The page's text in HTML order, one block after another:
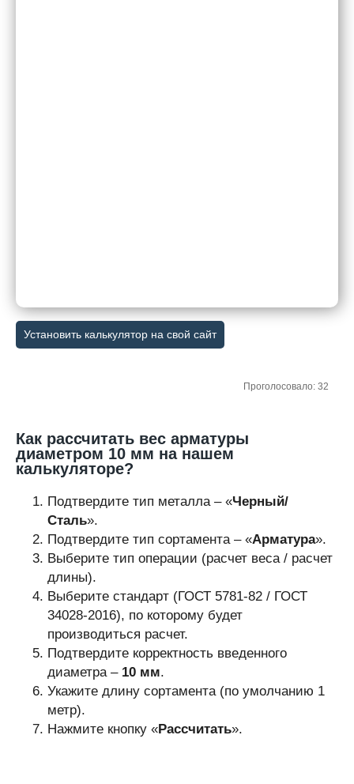
Установить калькулятор на свой сайт
Проголосовало: 32
Как рассчитать вес арматуры
диаметром 10 мм на нашем
калькуляторе?
Подтвердите тип металла – «Черный/
Сталь».
Подтвердите тип сортамента – «Арматура».
Выберите тип операции (расчет веса / расчет
длины).
Выберите стандарт (ГОСТ 5781-82 / ГОСТ
34028-2016), по которому будет
производиться расчет.
Подтвердите корректность введенного
диаметра –10 мм.
Укажите длину сортамента (по умолчанию 1
метр).
Нажмите кнопку «Рассчитать».